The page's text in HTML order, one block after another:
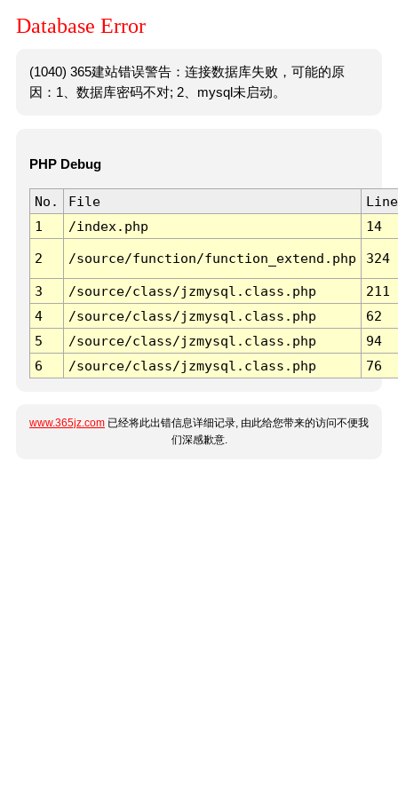
Database Error
(1040) 365建站错误警告：连接数据库失败，可能的原
因：1、数据库密码不对; 2、mysql未启动。
PHP Debug
No. File
Line
1
/index.php 14
2 /source/function/function_extend.php 324
3 /source/class/jzmysql.class.php
211
4
/source/class/jzmysql.class.php
62
5
/source/class/jzmysql.class.php
94
6
/source/class/jzmysql.class.php 76
www.365jz.com 已经将此出错信息详细记录, 由此给您带来的访问不便我
们深感歉意.